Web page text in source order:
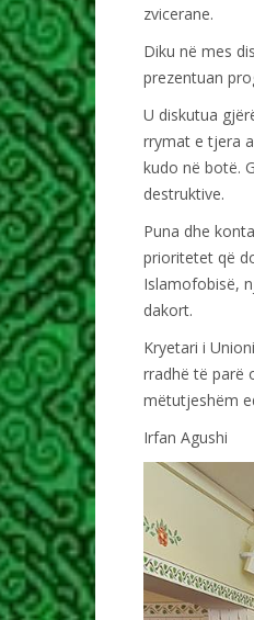
zvicerane.
Diku në mes
prezentuan
U diskutua
rrymat e tjera
kudo në botë.
destruktive.
Puna dhe
prioritetet që
Islamofobisë,
dakort.
Kryetari i
rradhë të parë
mëtutjeshëm
Irfan Agushi